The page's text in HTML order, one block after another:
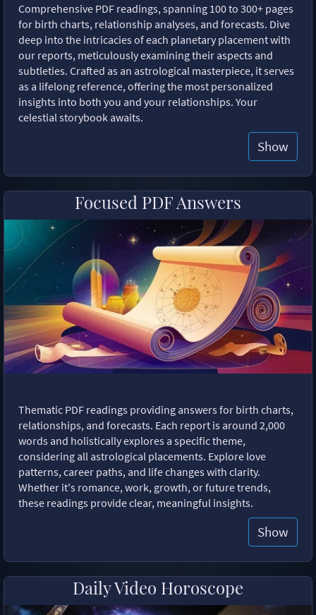
Comprehensive PDF readings, spanning 100 to 300+ pages
for birth charts, relationship analyses, and forecasts. Dive
deep into the intricacies of each planetary placement with
our reports, meticulously examining their aspects and
subtleties. Crafted as an astrological masterpiece, it serves
as a lifelong reference, offering the most personalized
insights into both you and your relationships. Your
celestial storybook awaits.
Show
Focused PDF Answers
Thematic PDF readings providing answers for birth charts,
relationships, and forecasts. Each report is around 2,000
words and holistically explores a specific theme,
considering all astrological placements. Explore love
patterns, career paths, and life changes with clarity.
Whether it's romance, work, growth, or future trends,
these readings provide clear, meaningful insights.
Show
Daily Video Horoscope